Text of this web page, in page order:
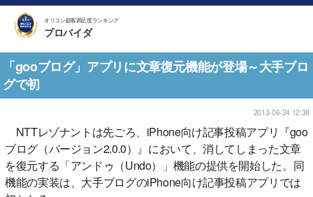
オリコン顧客満足度ランキング
プロバイダ
「gooブログ」アプリに文章復元機能が登場～大手ブロ
グで初
2013-06-24 12:38
NTTレゾナントは先ごろ、iPhone向け記事投稿アプリ『goo
ブログ（バージョン2.0.0）』において、消してしまった文章
を復元する「アンドゥ（Undo）」機能の提供を開始した。同
機能の実装は、大手ブログのiPhone向け記事投稿アプリでは